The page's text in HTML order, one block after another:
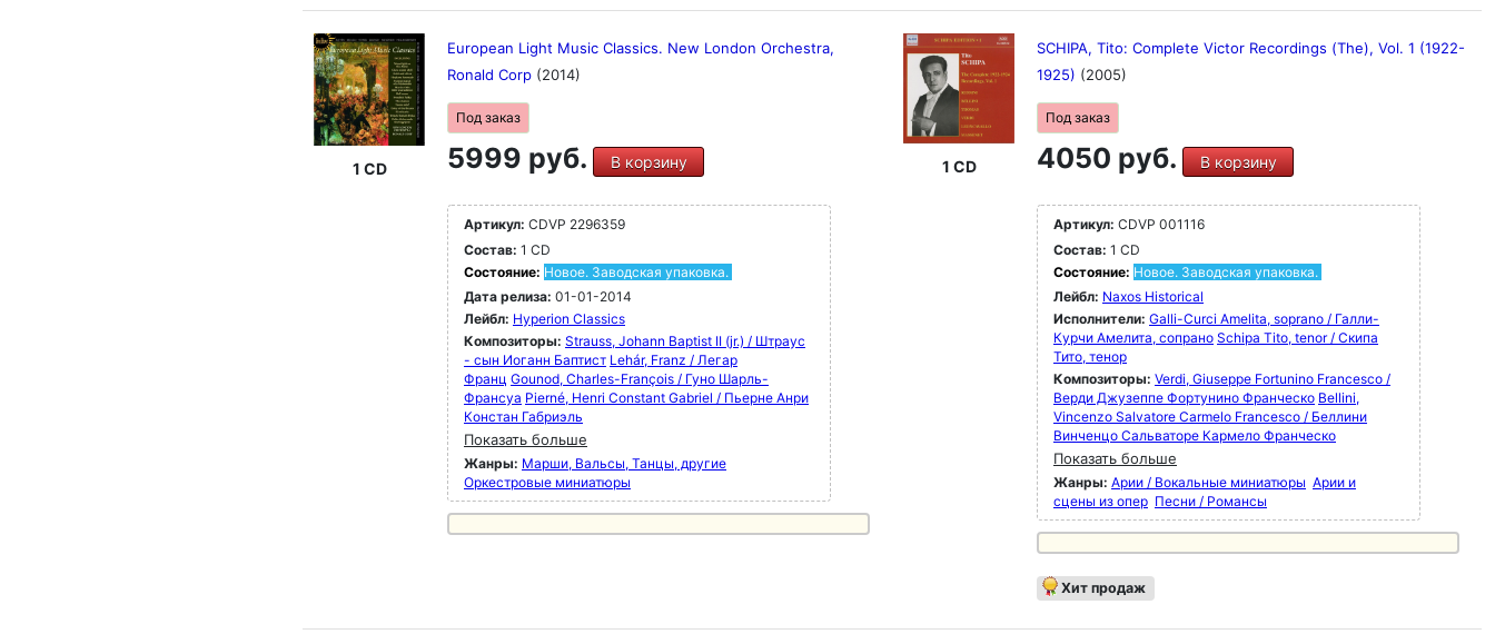
1 CD
European Light Music Classics. New London Orchestra,
Ronald Corp (2014)
Под заказ
5999 руб. В корзину
Артикул: CDVP 2296359
Состав: 1 CD
Состояние: Новое. Заводская упаковка.
Дата релиза: 01-01-2014
Лейбл: Hyperion Classics
Композиторы: Strauss, Johann Baptist II (jr.) / Штраус
- сын Иоганн Баптист Lehár, Franz / Легар
Франц Gounod, Charles-François / Гуно Шарль-
Франсуа Pierné, Henri Constant Gabriel / Пьерне Анри
Констан Габриэль
Показать больше
Жанры: Марши, Вальсы, Танцы, другие
Оркестровые миниатюры
1 CD
SCHIPA, Tito: Complete Victor Recordings (The), Vol. 1 (1922-
1925) (2005)
Под заказ
4050 руб. В корзину
Артикул: CDVP 001116
Состав: 1 CD
Состояние: Новое. Заводская упаковка.
Лейбл: Naxos Historical
Исполнители: Galli-Curci Amelita, soprano / Галли-
Курчи Амелита, сопрано Schipa Tito, tenor / Скипа
Тито, тенор
Композиторы: Verdi, Giuseppe Fortunino Francesco /
Верди Джузеппе Фортунино Франческо Bellini,
Vincenzo Salvatore Carmelo Francesco / Беллини
Винченцо Сальваторе Кармело Франческо
Показать больше
Жанры: Арии / Вокальные миниатюры Арии и
сцены из опер Песни / Романсы
Хит продаж